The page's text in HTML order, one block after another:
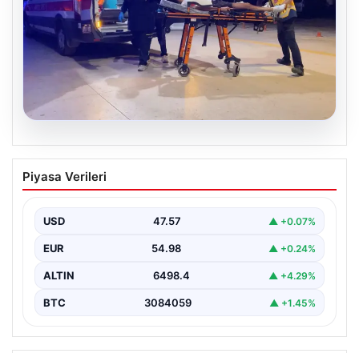
05.08.2026
İnegöl’de motosikletli silahlı saldırı: 19
yaşındaki Eren K. yaralandı
tüfekle ateş açması sonucu 19 yaşındaki Eren…
Piyasa Verileri
USD 47.57 ▲ +0.07%
EUR 54.98 ▲ +0.24%
ALTIN 6498.4 ▲ +4.29%
BTC 3084059 ▲ +1.45%